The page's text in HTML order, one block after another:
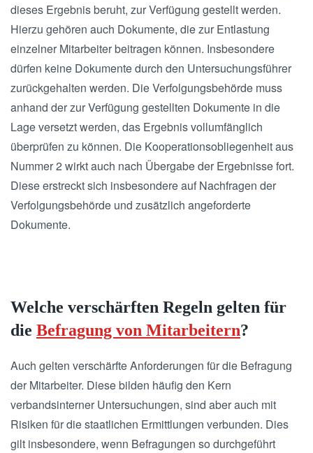
dieses Ergebnis beruht, zur Verfügung gestellt werden.
Hierzu gehören auch Dokumente, die zur Entlastung
einzelner Mitarbeiter beitragen können. Insbesondere
dürfen keine Dokumente durch den Untersuchungsführer
zurückgehalten werden. Die Verfolgungsbehörde muss
anhand der zur Verfügung gestellten Dokumente in die
Lage versetzt werden, das Ergebnis vollumfänglich
überprüfen zu können. Die Kooperationsobliegenheit aus
Nummer 2 wirkt auch nach Übergabe der Ergebnisse fort.
Diese erstreckt sich insbesondere auf Nachfragen der
Verfolgungsbehörde und zusätzlich angeforderte
Dokumente.
Welche verschärften Regeln gelten für
die Befragung von Mitarbeitern?
Auch gelten verschärfte Anforderungen für die Befragung
der Mitarbeiter. Diese bilden häufig den Kern
verbandsinterner Untersuchungen, sind aber auch mit
Risiken für die staatlichen Ermittlungen verbunden. Dies
gilt insbesondere, wenn Befragungen so durchgeführt